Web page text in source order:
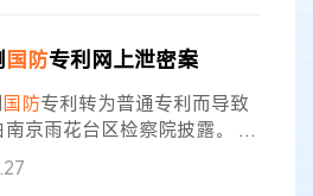
专利条例》公布，进一步完善
防专利法规制度。 目前，我国
3年超过国外
国防专利网上泄密案
国防专利转为普通专利而导致
京雨花台区检察院披露。 据
间，孙某从南京某设计研究
制、记录、存储的方式带走